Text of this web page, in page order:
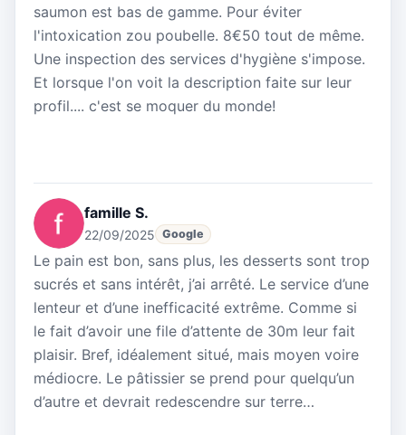
saumon est bas de gamme. Pour éviter
l'intoxication zou poubelle. 8€50 tout de même.
Une inspection des services d'hygiène s'impose.
Et lorsque l'on voit la description faite sur leur
profil.... c'est se moquer du monde!
famille S.
22/09/2025 Google
Le pain est bon, sans plus, les desserts sont trop
sucrés et sans intérêt, j’ai arrêté. Le service d’une
lenteur et d’une inefficacité extrême. Comme si
le fait d’avoir une file d’attente de 30m leur fait
plaisir. Bref, idéalement situé, mais moyen voire
médiocre. Le pâtissier se prend pour quelqu’un
d’autre et devrait redescendre sur terre…